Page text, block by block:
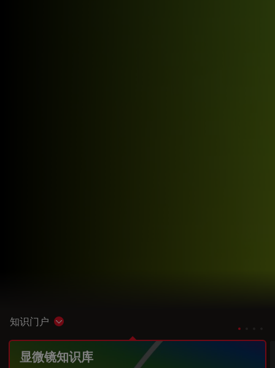
知识门户 Show subnavigation
显微镜知识库